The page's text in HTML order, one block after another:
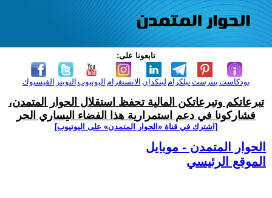
تابعونا على:
الفيسبوك التويتر اليوتيوب الانستغرام لينكدإن تيلكرامبنترست بودكاست
تبرعاتكم وتبرعاتكن المالية تحفظ استقلال الحوار المتمدن،
فشاركونا في دعم استمرارية هذا الفضاء اليساري الحر
[اشترك في قناة ‫«الحوار المتمدن» على اليوتيوب]
الحوار المتمدن - موبايل
الموقع الرئيسي